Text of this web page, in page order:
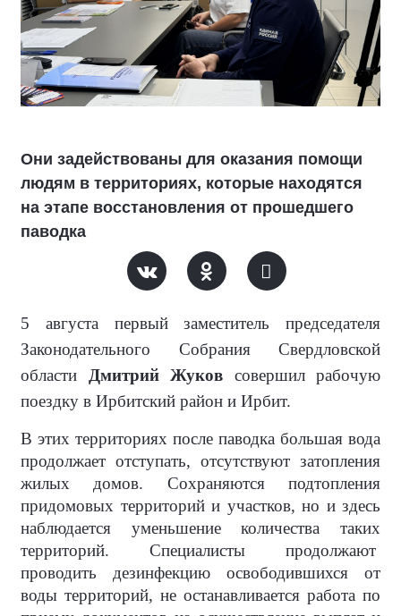
Они задействованы для оказания помощи
людям в территориях, которые находятся
на этапе восстановления от прошедшего
паводка
5 августа первый заместитель председателя
Законодательного Собрания Свердловской
области
Дмитрий Жуков совершил рабочую
поездку в Ирбитский район и Ирбит.
В этих территориях после паводка большая вода
продолжает отступать, отсутствуют затопления
жилых домов. Сохраняются подтопления
придомовых территорий и участков, но и здесь
наблюдается уменьшение количества таких
территорий. Специалисты продолжают
проводить дезинфекцию освободившихся от
воды территорий, не останавливается работа по